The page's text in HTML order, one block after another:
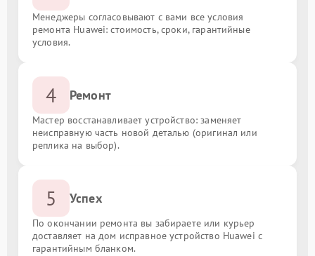
Менеджеры согласовывают с вами все условия
ремонта Huawei: стоимость, сроки, гарантийные
условия.
4 Ремонт
Мастер восстанавливает устройство: заменяет
неисправную часть новой деталью (оригинал или
реплика на выбор).
5 Успех
По окончании ремонта вы забираете или курьер
доставляет на дом исправное устройство Huawei с
гарантийным бланком.